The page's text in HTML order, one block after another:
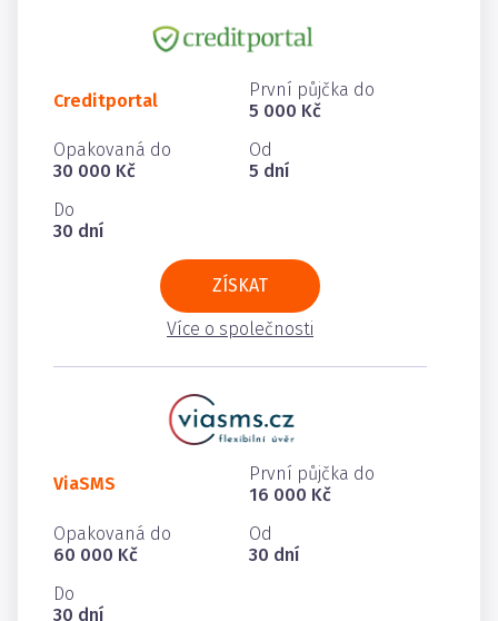
Creditportal
První půjčka do
5 000 Kč
Opakovaná do
30 000 Kč
Od
5 dní
Do
30 dní
ZÍSKAT
Více o společnosti
ViaSMS
První půjčka do
16 000 Kč
Opakovaná do
60 000 Kč
Od
30 dní
Do
30 dní